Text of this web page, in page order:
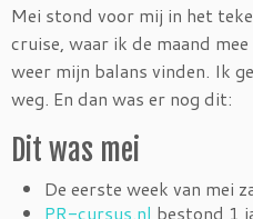
Mei stond voor mij in het
cruise, waar ik de maand
weer mijn balans vinden. Ik
weg. En dan was er nog dit:
Dit was mei
De eerste week van mei
PR-cursus.nl bestond 1